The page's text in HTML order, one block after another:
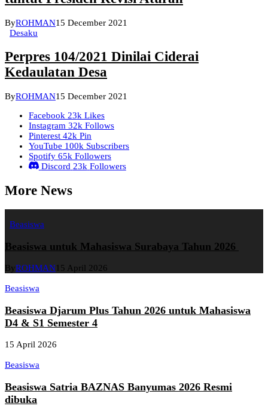
ByROHMAN15 December 2021
Desaku
Perpres 104/2021 Dinilai Ciderai
Kedaulatan Desa
ByROHMAN15 December 2021
Facebook 23k Likes
Instagram 32k Follows
Pinterest 42k Pin
YouTube 100k Subscribers
Spotify 65k Followers
Discord 23k Followers
More News
Beasiswa
Beasiswa untuk Mahasiswa Surabaya Tahun 2026
ByROHMAN15 April 2026
Beasiswa
Beasiswa Djarum Plus Tahun 2026 untuk Mahasiswa
D4 & S1 Semester 4
15 April 2026
Beasiswa
Beasiswa Satria BAZNAS Banyumas 2026 Resmi
dibuka